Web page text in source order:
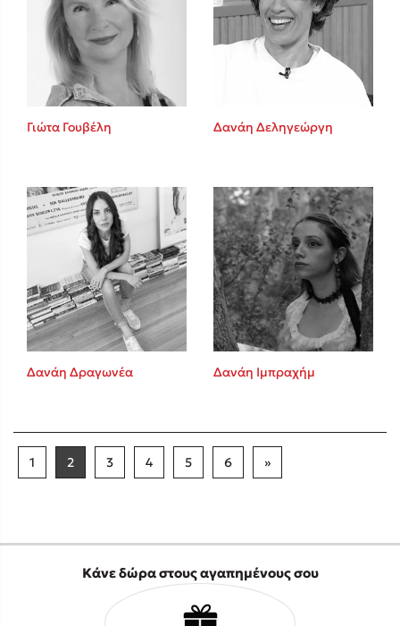
Γιώτα Γουβέλη Δανάη Δεληγεώργη
Δανάη Δραγωνέα Δανάη Ιμπραχήμ
1 2 3 4 5 6 »
Κάνε δώρα στους αγαπημένους σου